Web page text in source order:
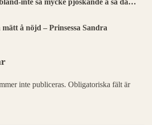
inte så mycke pjoskande å så då…
å nöjd – Prinsessa Sandra
inte publiceras. Obligatoriska fält är